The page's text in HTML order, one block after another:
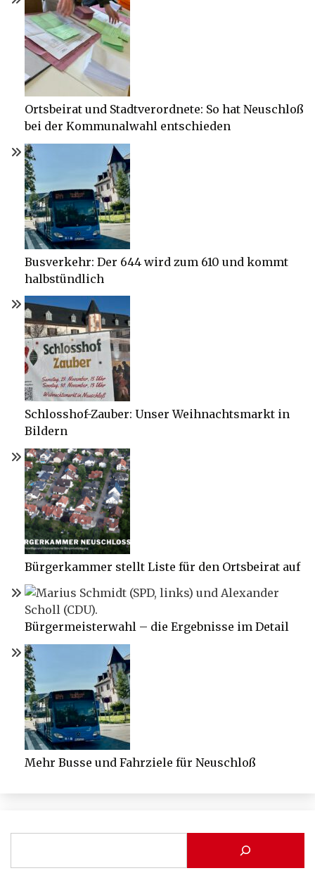
Ortsbeirat und Stadtverordnete: So hat Neuschloß
bei der Kommunalwahl entschieden
Busverkehr: Der 644 wird zum 610 und kommt
halbstündlich
Schlosshof-Zauber: Unser Weihnachtsmarkt in
Bildern
Bürgerkammer stellt Liste für den Ortsbeirat auf
Bürgermeisterwahl – die Ergebnisse im Detail
Mehr Busse und Fahrziele für Neuschloß